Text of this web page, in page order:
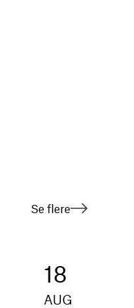
Se flere
18
AUG